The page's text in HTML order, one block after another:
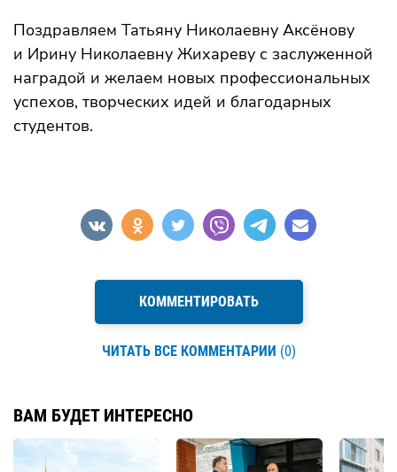
Поздравляем Татьяну Николаевну Аксёнову
и Ирину Николаевну Жихареву с заслуженной
наградой и желаем новых профессиональных
успехов, творческих идей и благодарных
студентов.
КОММЕНТИРОВАТЬ
ЧИТАТЬ ВСЕ КОММЕНТАРИИ (0)
ВАМ БУДЕТ ИНТЕРЕСНО